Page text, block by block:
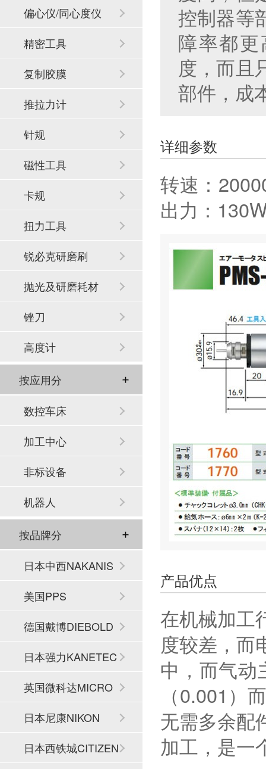
控制器等
障率都
度，而且
部件，成
详细参数
转速：
出力：
产品优点
在机械加工
度较差，而
中，而气动
（0.001）
无需多余配
加工，是一
偏心仪/同心度仪
精密工具
复制胶膜
推拉力计
针规
磁性工具
卡规
扭力工具
锐必克研磨刷
抛光及研磨耗材
锉刀
高度计
按应用分
数控车床
加工中心
非标设备
机器人
按品牌分
日本中西NAKANIS
HI
美国PPS
德国戴博DIEBOLD
日本强力KANETEC
英国微科达MICRO
SET
日本尼康NIKON
日本西铁城CITIZEN